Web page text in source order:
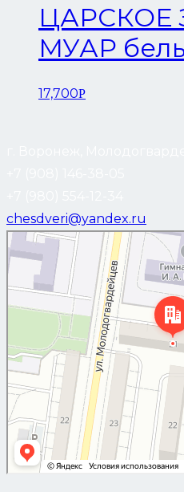
ЦАРСКОЕ
МУАР
17,700Р
chesdveri@yandex.ru
Воронеж
Улица Молодогвардейцев, 21 —